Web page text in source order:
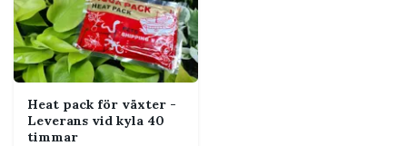
växter.
Viktigt
Hämta växtpaketet samma dag som det anländer
till ombudet. Ett Heat Pack minskar köldrisken
men ersätter inte snabb uthämtning.
Heat pack för växter -
Leverans vid kyla 40
timmar